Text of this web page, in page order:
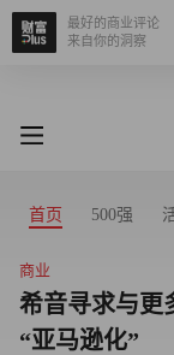
最好的商业评论
来自你的洞察
首页 500强
商业
希音寻求与更
“亚马逊化”